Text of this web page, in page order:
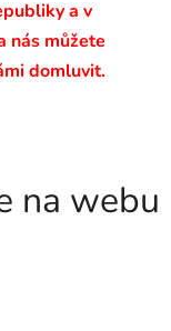
a v
nás můžete
domluvit.
na webu